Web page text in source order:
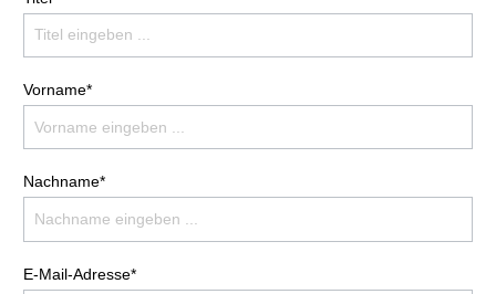
Vorname*
Nachname*
E-Mail-Adresse*